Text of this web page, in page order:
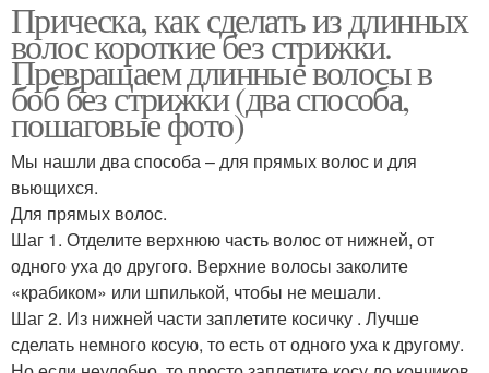
Прическа, как сделать из длинных
волос короткие без стрижки.
Превращаем длинные волосы в
боб без стрижки (два способа,
пошаговые фото)
Мы нашли два способа – для прямых волос и для
вьющихся.
Для прямых волос.
Шаг 1. Отделите верхнюю часть волос от нижней, от
одного уха до другого. Верхние волосы заколите
«крабиком» или шпилькой, чтобы не мешали.
Шаг 2. Из нижней части заплетите косичку . Лучше
сделать немного косую, то есть от одного уха к другому.